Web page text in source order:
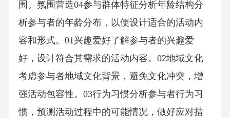
围。氛围营造04参与群体特征分析年龄结构分
析参与者的年龄分布，以便设计适合的活动内
容和形式。01兴趣爱好了解参与者的兴趣爱
好，设计符合其需求的活动内容。02地域文化
考虑参与者地域文化背景，避免文化冲突，增
强活动包容性。03行为习惯分析参与者行为习
惯，预测活动过程中的可能情况，做好应对措